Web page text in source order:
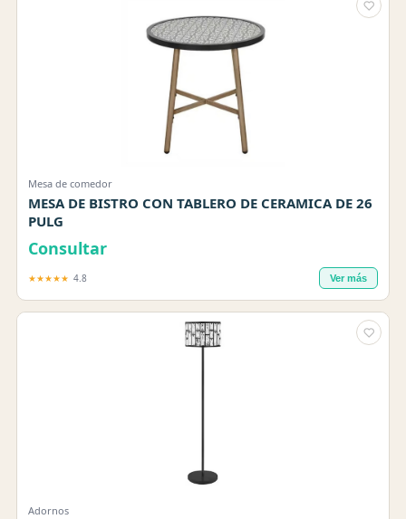
Mesa de comedor
MESA DE BISTRO CON TABLERO DE CERAMICA DE 26
PULG
Consultar
★★★★★ 4.8 Ver más
Adornos